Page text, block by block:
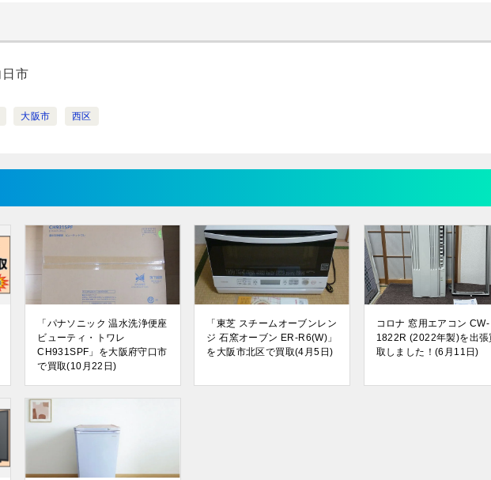
日市
大阪市 西区
「パナソニック 温水洗浄便座
ビューティ・トワレ
CH931SPF」を大阪府守口市
で買取(10月22日)
「東芝 スチームオーブンレン
ジ 石窯オーブン ER-R6(W)」
を大阪市北区で買取(4月5日)
コロナ 窓用エアコン CW-
1822R (2022年製)を出張
取しました！(6月11日)